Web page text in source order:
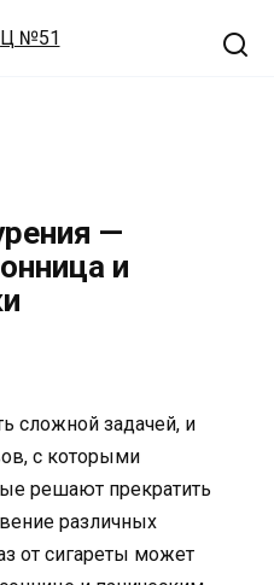
—
и
сложной задачей, и
с которыми
решают прекратить
различных
от сигареты может